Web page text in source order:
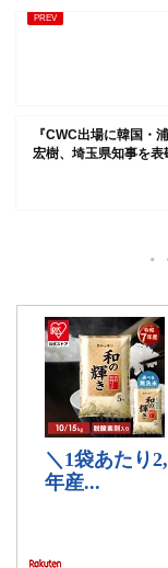
『CWC出場に韓国・
宏樹、埼玉県知事を表